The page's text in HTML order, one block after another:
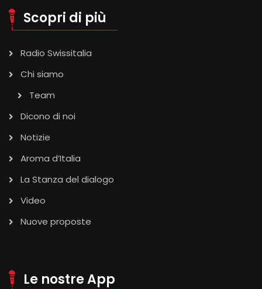
Scopri di più
Radio Swissitalia
Chi siamo
Team
Dicono di noi
Notizie
Aroma d’Italia
La Stanza del dialogo
Video
Nuove proposte
Le nostre App